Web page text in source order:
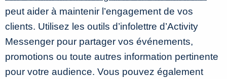
peut aider à maintenir l’engagement de vos
clients. Utilisez les outils d’infolettre d’Activity
Messenger pour partager vos événements,
promotions ou toute autres information pertinente
pour votre audience. Vous pouvez également